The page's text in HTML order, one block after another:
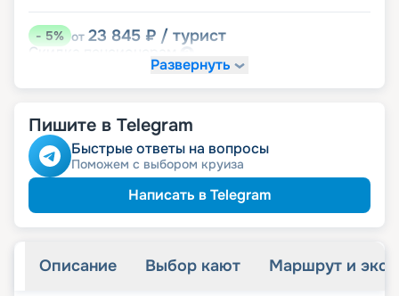
-5% от 23 845 ₽ / турист
Скидка
именинникамРазвернуть
Пишите в Telegram
Быстрые ответы на вопросы
Поможем с выбором круиза
Написать в Telegram
Описание Выбор кают Маршрут и